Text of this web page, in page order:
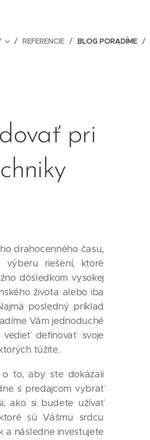
REFERENCIE BLOG PORADÍME
pri
drahocenného času,
výberu riešení, ktoré
dôsledkom vysokej
života alebo iba
posledný príklad
Vám jednoduché
definovať svoje
túžite.
to, aby ste dokázali
s predajcom vybrať
ako si budete užívať
sú Vášmu srdcu
a následne investujete